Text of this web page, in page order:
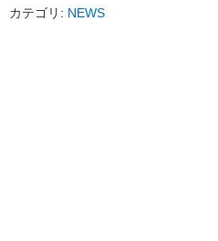
カテゴリ: NEWS